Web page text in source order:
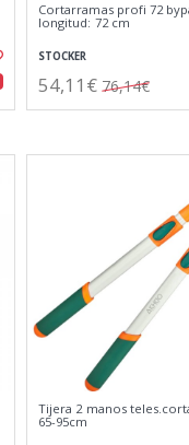
Cortarramas profi 72
longitud: 72 cm
STOCKER
54,11€ 76,14€
Tijera 2 manos
65-95cm